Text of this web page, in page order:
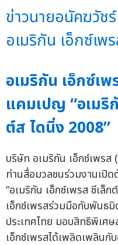
ข่าวนายอนัคฆวั
อเมริกัน เอ็กซ์เพ
อเมริกัน เอ็กซ์เ
แคมเปญ “อเมริ
ต์ส ไดนิ่ง 2008”
บริษัท อเมริกัน เอ็กซ์เพร
ท่านสื่อมวลชนร่วมงานเปิ
“อเมริกัน เอ็กซ์เพรส ซีเล็
เอ็กซ์เพรสร่วมมือกับพันธ
ประเทศไทย มอบสิทธิพิเศ
เอ็กซ์เพรสได้เพลิดเพลิน